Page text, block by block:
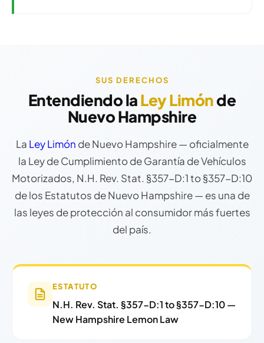
SUS DERECHOS
Entendiendo laLey Limónde
Nuevo Hampshire
La Ley Limón de Nuevo Hampshire — oficialmente
la Ley de Cumplimiento de Garantía de Vehículos
Motorizados, N.H. Rev. Stat. §357-D:1 to §357-D:10
de los Estatutos de Nuevo Hampshire — es una de
las leyes de protección al consumidor más fuertes
del país.
ESTATUTO
N.H. Rev. Stat. §357-D:1 to §357-D:10 —
New Hampshire Lemon Law